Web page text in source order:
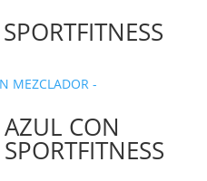
CON